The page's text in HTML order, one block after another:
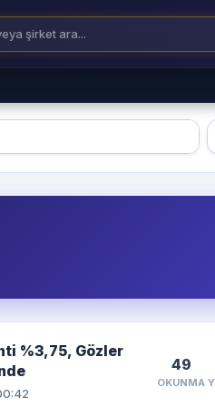
%3,75, Gözler
49
OKUNMA